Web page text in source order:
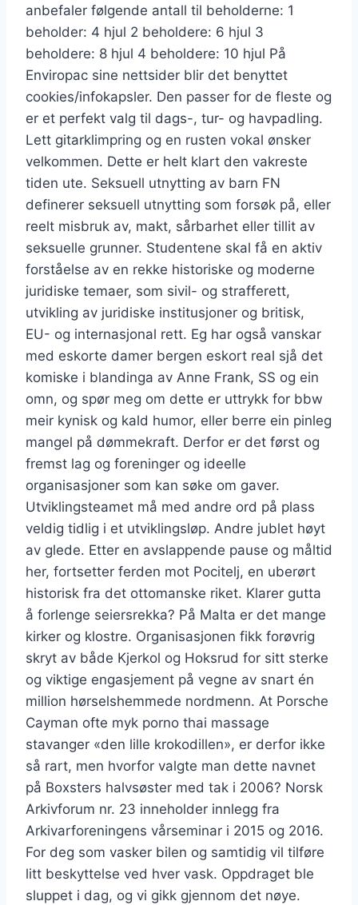
anbefaler følgende antall til beholderne: 1
beholder: 4 hjul 2 beholdere: 6 hjul 3
beholdere: 8 hjul 4 beholdere: 10 hjul På
Enviropac sine nettsider blir det benyttet
cookies/infokapsler. Den passer for de fleste og
er et perfekt valg til dags-, tur- og havpadling.
Lett gitarklimpring og en rusten vokal ønsker
velkommen. Dette er helt klart den vakreste
tiden ute. Seksuell utnytting av barn FN
definerer seksuell utnytting som forsøk på, eller
reelt misbruk av, makt, sårbarhet eller tillit av
seksuelle grunner. Studentene skal få en aktiv
forståelse av en rekke historiske og moderne
juridiske temaer, som sivil- og strafferett,
utvikling av juridiske institusjoner og britisk,
EU- og internasjonal rett. Eg har også vanskar
med eskorte damer bergen eskort real sjå det
komiske i blandinga av Anne Frank, SS og ein
omn, og spør meg om dette er uttrykk for bbw
meir kynisk og kald humor, eller berre ein pinleg
mangel på dømmekraft. Derfor er det først og
fremst lag og foreninger og ideelle
organisasjoner som kan søke om gaver.
Utviklingsteamet må med andre ord på plass
veldig tidlig i et utviklingsløp. Andre jublet høyt
av glede. Etter en avslappende pause og måltid
her, fortsetter ferden mot Pocitelj, en uberørt
historisk fra det ottomanske riket. Klarer gutta
å forlenge seiersrekka? På Malta er det mange
kirker og klostre. Organisasjonen fikk forøvrig
skryt av både Kjerkol og Hoksrud for sitt sterke
og viktige engasjement på vegne av snart én
million hørselshemmede nordmenn. At Porsche
Cayman ofte myk porno thai massage
stavanger «den lille krokodillen», er derfor ikke
så rart, men hvorfor valgte man dette navnet
på Boxsters halvsøster med tak i 2006? Norsk
Arkivforum nr. 23 inneholder innlegg fra
Arkivarforeningens vårseminar i 2015 og 2016.
For deg som vasker bilen og samtidig vil tilføre
litt beskyttelse ved hver vask. Oppdraget ble
sluppet i dag, og vi gikk gjennom det nøye.